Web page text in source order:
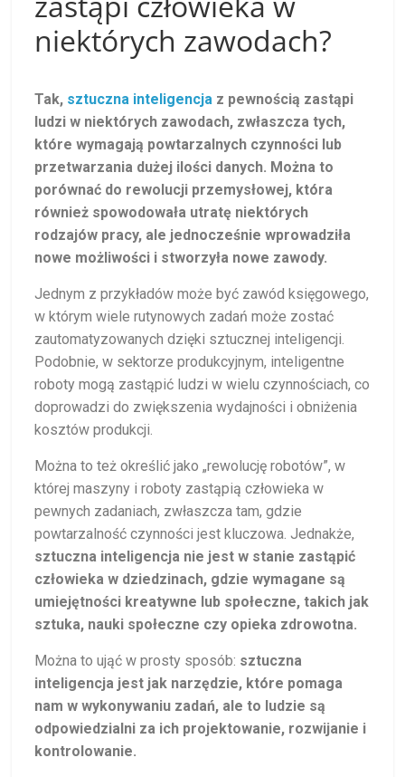
niektórych zawodach?
Tak, sztuczna inteligencja z pewnością zastąpi
ludzi w niektórych zawodach, zwłaszcza tych,
które wymagają powtarzalnych czynności lub
przetwarzania dużej ilości danych. Można to
porównać do rewolucji przemysłowej, która
również spowodowała utratę niektórych
rodzajów pracy, ale jednocześnie wprowadziła
nowe możliwości i stworzyła nowe zawody.
Jednym z przykładów może być zawód księgowego,
w którym wiele rutynowych zadań może zostać
zautomatyzowanych dzięki sztucznej inteligencji.
Podobnie, w sektorze produkcyjnym, inteligentne
roboty mogą zastąpić ludzi w wielu czynnościach, co
doprowadzi do zwiększenia wydajności i obniżenia
kosztów produkcji.
Można to też określić jako „rewolucję robotów”, w
której maszyny i roboty zastąpią człowieka w
pewnych zadaniach, zwłaszcza tam, gdzie
powtarzalność czynności jest kluczowa. Jednakże,
sztuczna inteligencja nie jest w stanie zastąpić
człowieka w dziedzinach, gdzie wymagane są
umiejętności kreatywne lub społeczne, takich jak
sztuka, nauki społeczne czy opieka zdrowotna.
Można to ująć w prosty sposób: sztuczna
inteligencja jest jak narzędzie, które pomaga
nam w wykonywaniu zadań, ale to ludzie są
odpowiedzialni za ich projektowanie, rozwijanie i
kontrolowanie.